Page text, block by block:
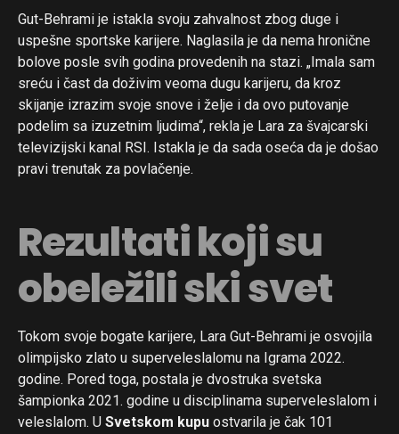
Gut-Behrami je istakla svoju zahvalnost zbog duge i
uspešne sportske karijere. Naglasila je da nema hronične
bolove posle svih godina provedenih na stazi. „Imala sam
sreću i čast da doživim veoma dugu karijeru, da kroz
skijanje izrazim svoje snove i želje i da ovo putovanje
podelim sa izuzetnim ljudima“, rekla je Lara za švajcarski
televizijski kanal RSI. Istakla je da sada oseća da je došao
pravi trenutak za povlačenje.
Rezultati koji su
obeležili ski svet
Tokom svoje bogate karijere, Lara Gut-Behrami je osvojila
olimpijsko zlato u superveleslalomu na Igrama 2022.
godine. Pored toga, postala je dvostruka svetska
šampionka 2021. godine u disciplinama superveleslalom i
veleslalom. U Svetskom kupu ostvarila je čak 101